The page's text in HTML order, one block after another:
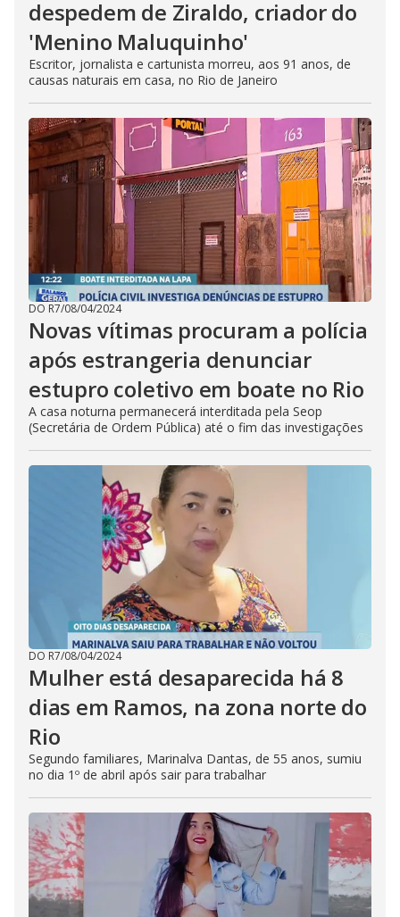
despedem de Ziraldo, criador do
'Menino Maluquinho'
Escritor, jornalista e cartunista morreu, aos 91 anos, de
causas naturais em casa, no Rio de Janeiro
DO R7/08/04/2024
Novas vítimas procuram a polícia
após estrangeria denunciar
estupro coletivo em boate no Rio
A casa noturna permanecerá interditada pela Seop
(Secretária de Ordem Pública) até o fim das investigações
DO R7/08/04/2024
Mulher está desaparecida há 8
dias em Ramos, na zona norte do
Rio
Segundo familiares, Marinalva Dantas, de 55 anos, sumiu
no dia 1º de abril após sair para trabalhar